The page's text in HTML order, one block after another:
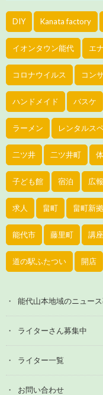
DIY Kanata factory
イオンタウン能代 エ
コロナウイルス コン
ハンドメイド バスケ
ラーメン レンタルス
二ツ井 二ツ井町
子ども館 宿泊 広報
求人 畠町 畠町新
能代市 藤里町 講座
道の駅ふたつい 開店
能代山本地域のニュー
ライターさん募集中
ライター一覧
お問い合わせ